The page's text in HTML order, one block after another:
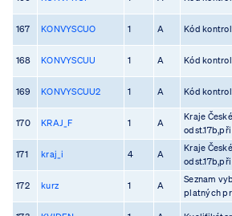
167 KONVYSCUO 1 A Kód
168 KONVYSCUU 1 A Kód
169 KONVYSCUU2 1 A Kód
170 KRAJ_F 1 A
Kraje
171 kraj_i 4 A
Kraje
172 kurz 1 A
Seznam
platných